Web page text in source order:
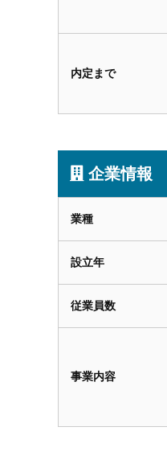
内定まで
企業情報
業種
設立年
従業員数
事業内容